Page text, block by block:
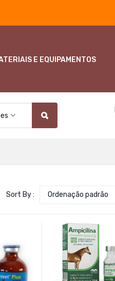
E EQUIPAMENTOS
Sort By : Ordenação padrão